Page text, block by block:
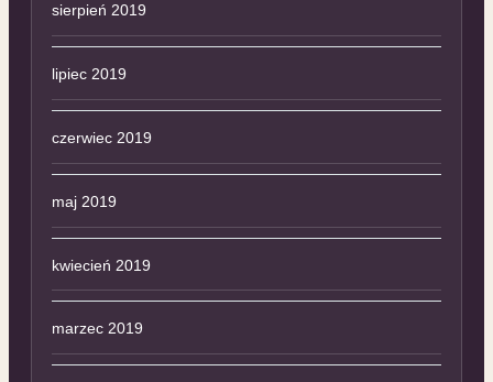
sierpień 2019
lipiec 2019
czerwiec 2019
maj 2019
kwiecień 2019
marzec 2019